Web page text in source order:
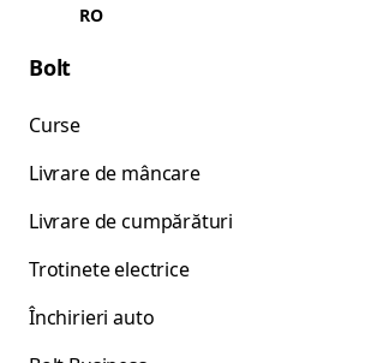
RO
Bolt
Curse
Livrare de mâncare
Livrare de cumpărături
Trotinete electrice
Închirieri auto